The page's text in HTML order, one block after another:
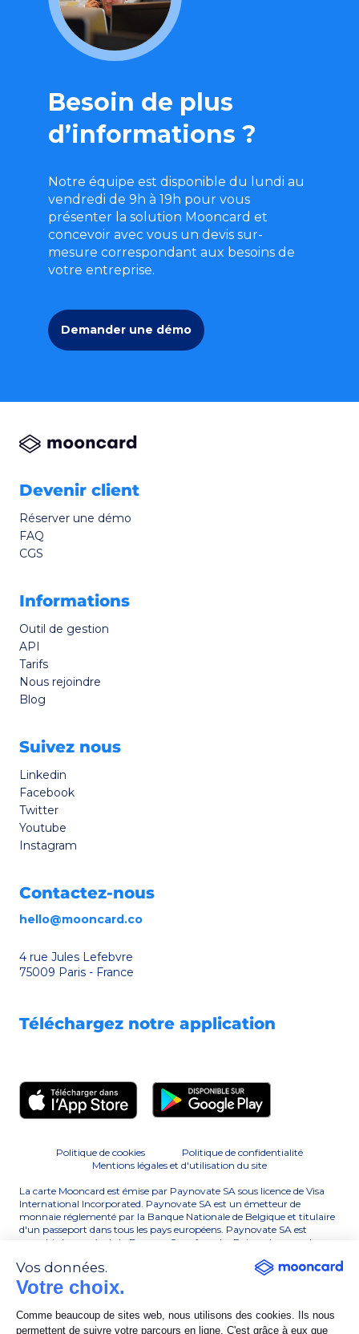
Vos données.
Votre choix.
Comme beaucoup de sites web, nous utilisons des cookies. Ils nous
permettent de suivre votre parcours en ligne. C'est grâce à eux que
Besoin de plus
d’informations ?
Notre équipe est disponible du lundi au
vendredi de 9h à 19h pour vous
présenter la solution Mooncard et
concevoir avec vous un devis sur-
mesure correspondant aux besoins de
votre entreprise.
Demander une démo
Devenir client
Réserver une démo
FAQ
CGS
Informations
Outil de gestion
API
Tarifs
Nous rejoindre
Blog
Suivez nous
Linkedin
Facebook
Twitter
Youtube
Instagram
Contactez-nous
hello@mooncard.co
4 rue Jules Lefebvre
75009 Paris - France
Téléchargez notre application
Politique de cookies
Politique de confidentialité
Mentions légales et d'utilisation du site
La carte Mooncard est émise par Paynovate SA sous licence de Visa
International Incorporated. Paynovate SA est un émetteur de
monnaie réglementé par la Banque Nationale de Belgique et titulaire
d'un passeport dans tous les pays européens. Paynovate SA est
enregistrée auprès de la Banque-Carrefour des Entreprises sous le
Visa. Visa et la marque Visa sont des marques déposées de Visa
International Incorporated.
capital de 285 411,70 €, dont le siège se situe 68 rue du Faubourg